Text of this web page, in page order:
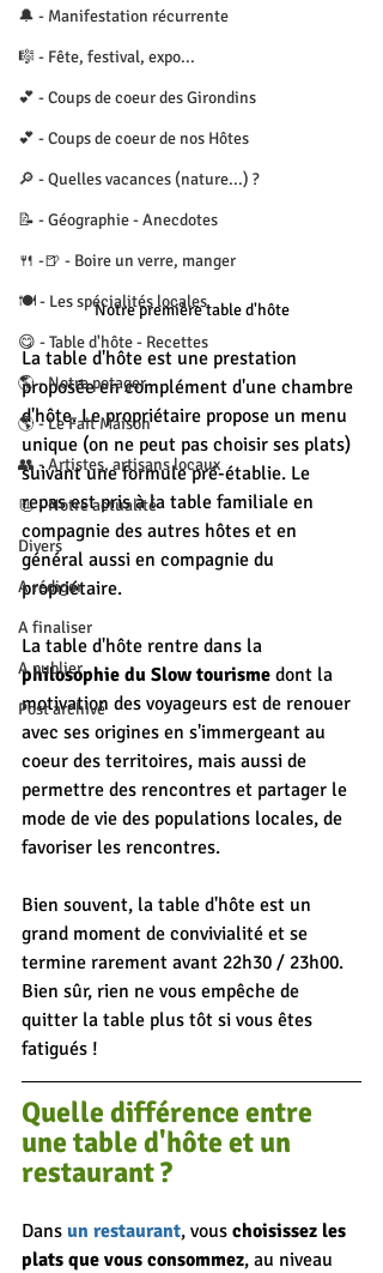
🔔 - Manifestation récurrente
🎼 - Fête, festival, expo...
💕 - Coups de coeur des Girondins
💕 - Coups de coeur de nos Hôtes
🔎 - Quelles vacances (nature...) ?
📝 - Géographie - Anecdotes
🍴 -🍺 - Boire un verre, manger
🍽 - Les spécialités locales
😋 - Table d'hôte - Recettes
🌎 - Notre potager
🌎 - Le Fait Maison
👥 - Artistes, artisans locaux
📃 - Notre actualité
Divers
A rédiger
A finaliser
A publier
Post archivé
Notre première table d'hôte
La table d'hôte est une prestation
proposée en complément d'une chambre
d'hôte. Le propriétaire propose un menu
unique (on ne peut pas choisir ses plats)
suivant une formule pré-établie. Le
repas est pris à la table familiale en
compagnie des autres hôtes et en
général aussi en compagnie du
propriétaire.
La table d'hôte rentre dans la
philosophie du Slow tourisme dont la
motivation des voyageurs est de renouer
avec ses origines en s'immergeant au
coeur des territoires, mais aussi de
permettre des rencontres et partager le
mode de vie des populations locales, de
favoriser les rencontres.
Bien souvent, la table d'hôte est un
grand moment de convivialité et se
termine rarement avant 22h30 / 23h00.
Bien sûr, rien ne vous empêche de
quitter la table plus tôt si vous êtes
fatigués !
Quelle différence entre
une table d'hôte et un
restaurant ?
Dans un restaurant, vous choisissez les
plats que vous consommez, au niveau